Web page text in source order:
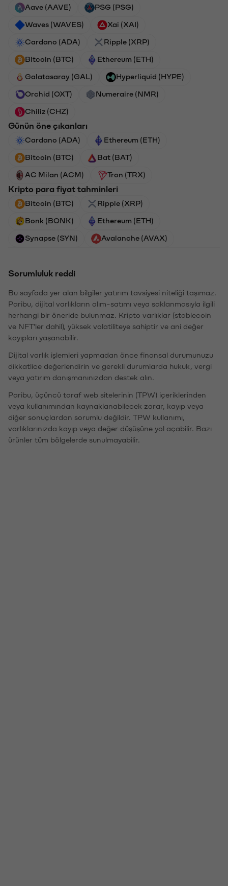
Aave (AAVE) PSG (PSG)
Waves (WAVES) Xai (XAI)
Cardano (ADA) Ripple (XRP)
Bitcoin (BTC) Ethereum (ETH)
Galatasaray (GAL) Hyperliquid (HYPE)
Orchid (OXT) Numeraire (NMR)
Chiliz (CHZ)
Günün öne çıkanları
Cardano (ADA) Ethereum (ETH)
Bitcoin (BTC) Bat (BAT)
AC Milan (ACM) Tron (TRX)
Kripto para fiyat tahminleri
Bitcoin (BTC) Ripple (XRP)
Bonk (BONK) Ethereum (ETH)
Synapse (SYN) Avalanche (AVAX)
Sorumluluk reddi
Bu sayfada yer alan bilgiler yatırım tavsiyesi niteliği taşımaz.
Paribu, dijital varlıkların alım-satımı veya saklanmasıyla ilgili
herhangi bir öneride bulunmaz. Kripto varlıklar (stablecoin
ve NFT'ler dahil), yüksek volatiliteye sahiptir ve ani değer
kayıpları yaşanabilir.
Dijital varlık işlemleri yapmadan önce finansal durumunuzu
dikkatlice değerlendirin ve gerekli durumlarda hukuk, vergi
veya yatırım danışmanınızdan destek alın.
Paribu, üçüncü taraf web sitelerinin (TPW) içeriklerinden
veya kullanımından kaynaklanabilecek zarar, kayıp veya
diğer sonuçlardan sorumlu değildir. TPW kullanımı,
varlıklarınızda kayıp veya değer düşüşüne yol açabilir. Bazı
ürünler tüm bölgelerde sunulmayabilir.